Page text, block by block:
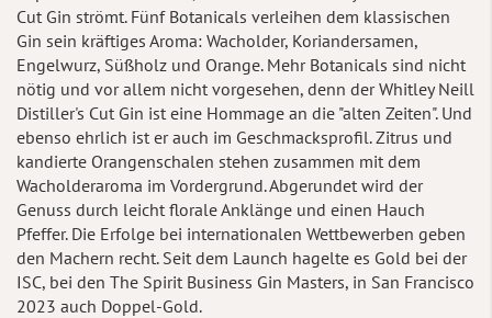
Cut Gin strömt. Fünf Botanicals verleihen dem klassischen
Gin sein kräftiges Aroma: Wacholder, Koriandersamen,
Engelwurz, Süßholz und Orange. Mehr Botanicals sind nicht
nötig und vor allem nicht vorgesehen, denn der Whitley Neill
Distiller's Cut Gin ist eine Hommage an die "alten Zeiten". Und
ebenso ehrlich ist er auch im Geschmacksprofil. Zitrus und
kandierte Orangenschalen stehen zusammen mit dem
Wacholderaroma im Vordergrund. Abgerundet wird der
Genuss durch leicht florale Anklänge und einen Hauch
Pfeffer. Die Erfolge bei internationalen Wettbewerben geben
den Machern recht. Seit dem Launch hagelte es Gold bei der
ISC, bei den The Spirit Business Gin Masters, in San Francisco
2023 auch Doppel-Gold.